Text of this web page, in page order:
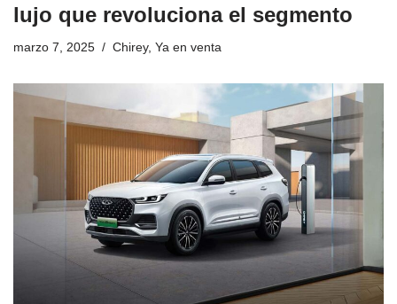
lujo que revoluciona el segmento
marzo 7, 2025 Chirey, Ya en venta